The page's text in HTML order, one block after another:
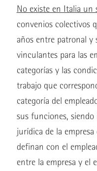
No existe en Italia un
convenios colectivos
años entre patronal y
vinculantes para las
categorías y las
trabajo que
categoría del
sus funciones,
jurídica de la
definan con el
entre la empresa y el